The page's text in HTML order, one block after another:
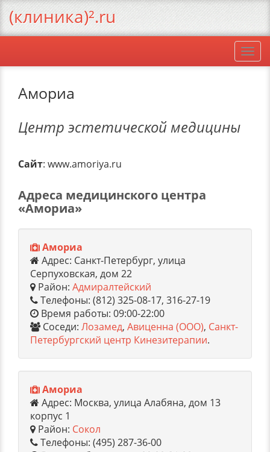
Амориа
Центр эстетической медицины
Сайт: www.amoriya.ru
Адреса медицинского центра
«Амориа»
Амориа
Адрес: Санкт-Петербург, улица
Серпуховская, дом 22
Район: Адмиралтейский
Телефоны: (812) 325-08-17, 316-27-19
Время работы: 09:00-22:00
Соседи: Лозамед, Авиценна (ООО), Санкт-
Петербургский центр Кинезитерапии.
Амориа
Адрес: Москва, улица Алабяна, дом 13
корпус 1
Район: Сокол
Телефоны: (495) 287-36-00
(клиника)².ru